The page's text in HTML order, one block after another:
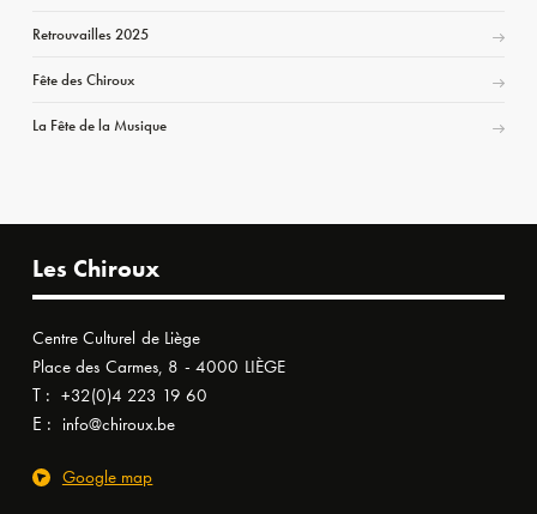
Retrouvailles 2025
Fête des Chiroux
La Fête de la Musique
Les Chiroux
Centre Culturel de Liège
Place des Carmes, 8 - 4000 LIÈGE
T : +32(0)4 223 19 60
E : info@chiroux.be
Google map